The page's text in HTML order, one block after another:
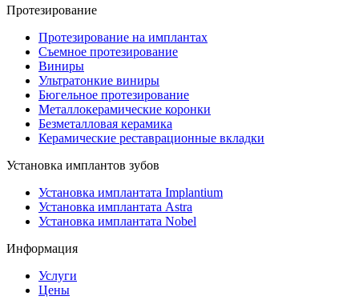
Протезирование
Протезирование на имплантах
Съемное протезирование
Виниры
Ультратонкие виниры
Бюгельное протезирование
Металлокерамические коронки
Безметалловая керамика
Керамические реставрационные вкладки
Установка имплантов зубов
Установка имплантата Implantium
Установка имплантата Astra
Установка имплантата Nobel
Информация
Услуги
Цены